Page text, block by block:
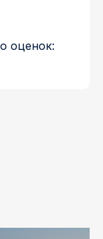
оценок: